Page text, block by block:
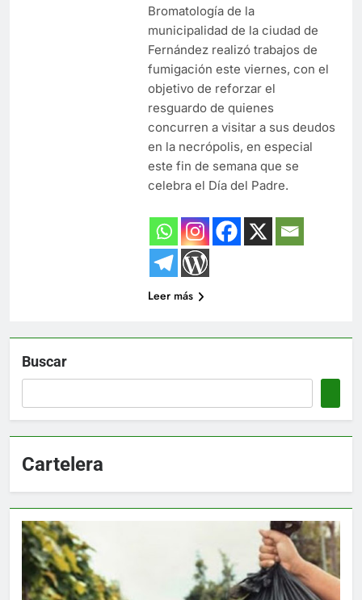
Bromatología de la
municipalidad de la ciudad de
Fernández realizó trabajos de
fumigación este viernes, con el
objetivo de reforzar el
resguardo de quienes
concurren a visitar a sus deudos
en la necrópolis, en especial
este fin de semana que se
celebra el Día del Padre.
Leer más
Buscar
Cartelera